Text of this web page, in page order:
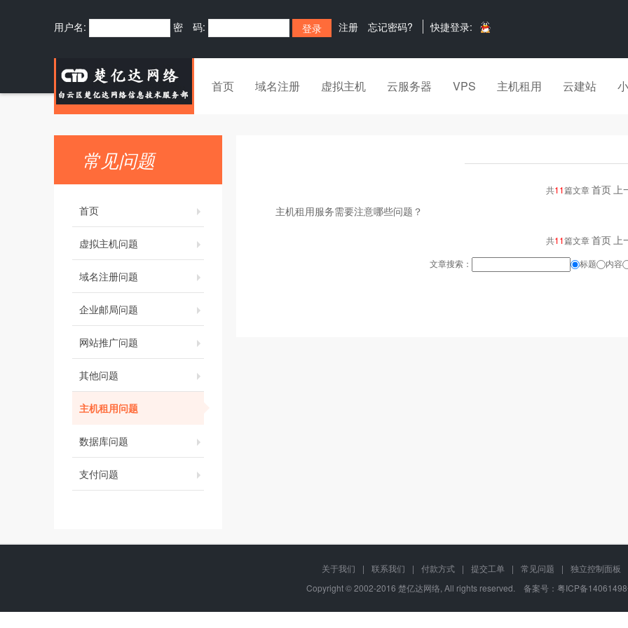
用户名: 密 码: 注册 忘记密码? 快捷登录:
首页 域名注册 虚拟主机 云服务器 VPS 主机租用 云建站
常见问题
首页
虚拟主机问题
域名注册问题
企业邮局问题
网站推广问题
其他问题
主机租用问题
数据库问题
支付问题
共11篇文章首页上
主机租用服务需要注意哪些问题？
共11篇文章首页上
文章搜索： 标题 内容
关于我们 | 联系我们 | 付款方式 | 提交工单 | 常见问题 |
独立控制面板
Copyright © 2002-2016 楚亿达网络, All rights reserved. 备案号： 粤ICP备